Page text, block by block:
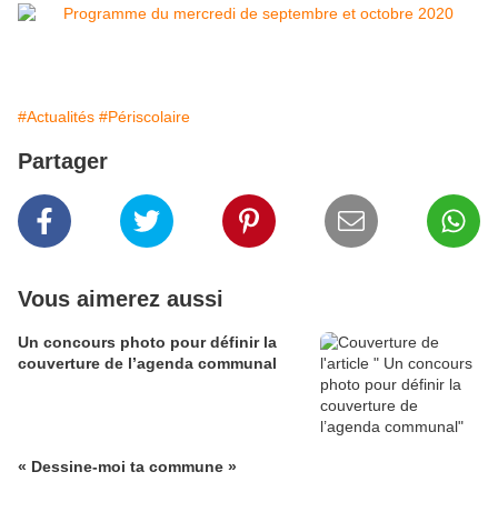
#Actualités #Périscolaire
Partager
Vous aimerez aussi
Un concours photo pour définir la
couverture de l’agenda communal
« Dessine-moi ta commune »